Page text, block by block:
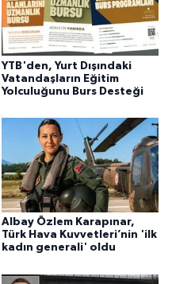
YTB'den, Yurt Dışındaki
Vatandaşların Eğitim
Yolculuğunu Burs Desteği
Albay Özlem Karapınar,
Türk Hava Kuvvetleri’nin 'ilk
kadın generali' oldu